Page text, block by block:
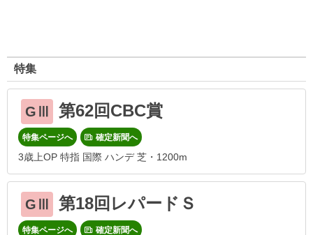
特集
GⅢ 第62回CBC賞
特集ページへ 確定新聞へ
3歳上OP 特指 国際 ハンデ 芝・1200m
GⅢ 第18回レパードＳ
特集ページへ 確定新聞へ